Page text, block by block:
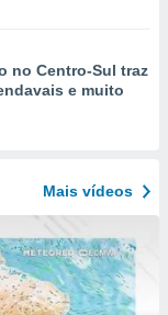
no Centro-Sul traz
e muito
Mais vídeos